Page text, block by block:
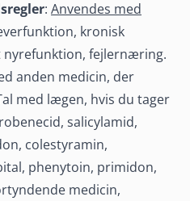
: Anvendes med
kronisk
fejlernæring.
anden medicin, der
med lægen, hvis du tager
salicylamid,
colestyramin,
phenytoin, primidon,
medicin,